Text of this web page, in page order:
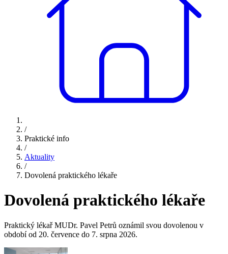
/
Praktické info
/
Aktuality
/
Dovolená praktického lékaře
Dovolená praktického lékaře
Praktický lékař MUDr. Pavel Petrů oznámil svou dovolenou v
období od 20. července do 7. srpna 2026.